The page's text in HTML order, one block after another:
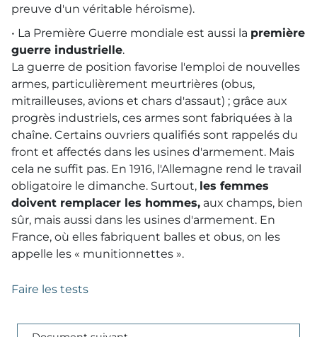
preuve d'un véritable héroïsme).
• La Première Guerre mondiale est aussi la première
guerre industrielle.
La guerre de position favorise l'emploi de nouvelles
armes, particulièrement meurtrières (obus,
mitrailleuses, avions et chars d'assaut) ; grâce aux
progrès industriels, ces armes sont fabriquées à la
chaîne. Certains ouvriers qualifiés sont rappelés du
front et affectés dans les usines d'armement. Mais
cela ne suffit pas. En 1916, l'Allemagne rend le travail
obligatoire le dimanche. Surtout, les femmes
doivent remplacer les hommes, aux champs, bien
sûr, mais aussi dans les usines d'armement. En
France, où elles fabriquent balles et obus, on les
appelle les « munitionnettes ».
Faire les tests